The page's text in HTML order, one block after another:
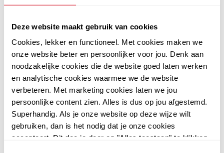
Deze website maakt gebruik van cookies
Cookies, lekker en functioneel. Met cookies maken we
onze website beter en persoonlijker voor jou. Denk aan
noodzakelijke cookies die de website goed laten werken
en analytische cookies waarmee we de website
verbeteren. Met marketing cookies laten we jou
persoonlijke content zien. Alles is dus op jou afgestemd.
Superhandig. Als je onze website op deze wijze wilt
gebruiken, dan is het nodig dat je onze cookies
accepteert. Dit doe je door op "Alles toestaan" te klikken.